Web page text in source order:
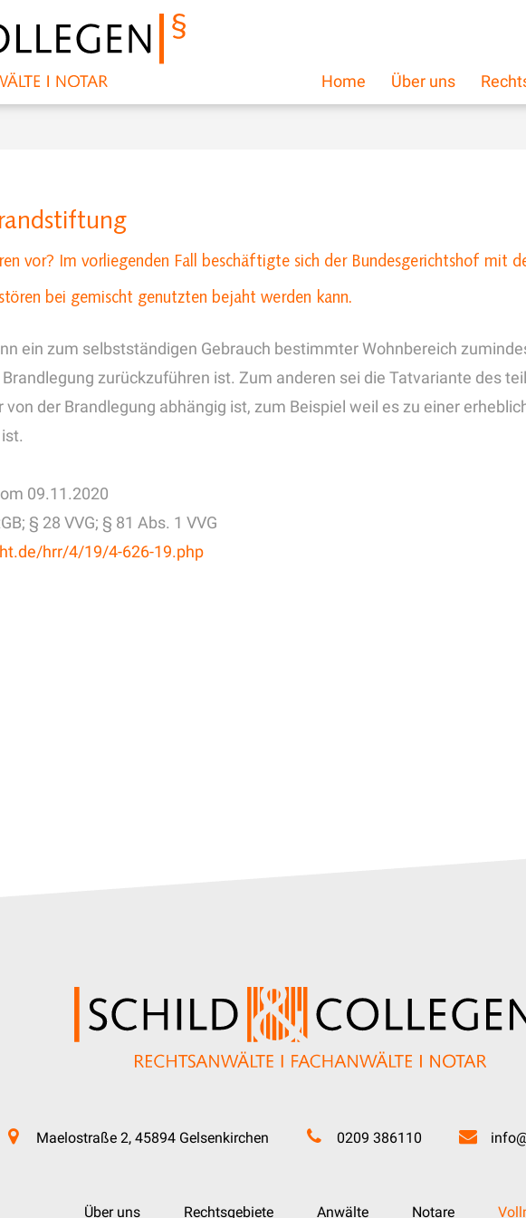
Home Über uns
vor? Im vorliegenden Fall beschäftigte sich der Bundesgerichtshof mit
bei gemischt genutzten bejaht werden kann.
ein zum selbstständigen Gebrauch bestimmter Wohnbereich
zurückzuführen ist. Zum anderen sei die Tatvariante des
der Brandlegung abhängig ist, zum Beispiel weil es zu einer
09.11.2020
§ 28 VVG; § 81 Abs. 1 VVG
hrr/4/19/4-626-19.php
Maelostraße 2, 45894 Gelsenkirchen 0209 386110
Über uns Rechtsgebiete Anwälte Notare